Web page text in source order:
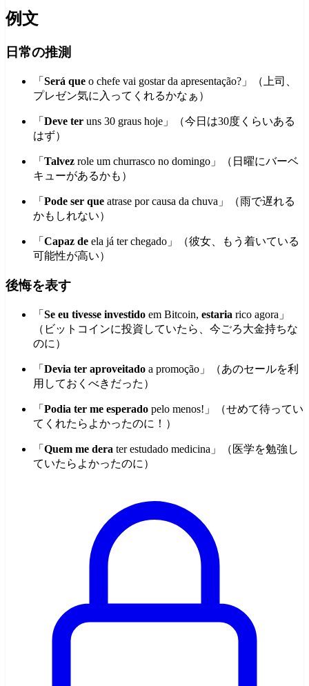
例文
日常の推測
「 Será que o chefe vai gostar da apresentação?」（上司、
プレゼン気に入ってくれるかなぁ）
「 Deve ter uns 30 graus hoje」（今日は30度くらいある
はず）
「 Talvez role um churrasco no domingo」（日曜にバーベ
キューがあるかも）
「 Pode ser que atrase por causa da chuva」（雨で遅れる
かもしれない）
「 Capaz de ela já ter chegado」（彼女、もう着いている
可能性が高い）
後悔を表す
「 Se eu tivesse investido em Bitcoin, estaria rico agora」
（ビットコインに投資していたら、今ごろ大金持ちな
のに）
「 Devia ter aproveitado a promoção」（あのセールを利
用しておくべきだった）
「 Podia ter me esperado pelo menos!」（せめて待ってい
てくれたらよかったのに！）
「 Quem me dera ter estudado medicina」（医学を勉強し
ていたらよかったのに）